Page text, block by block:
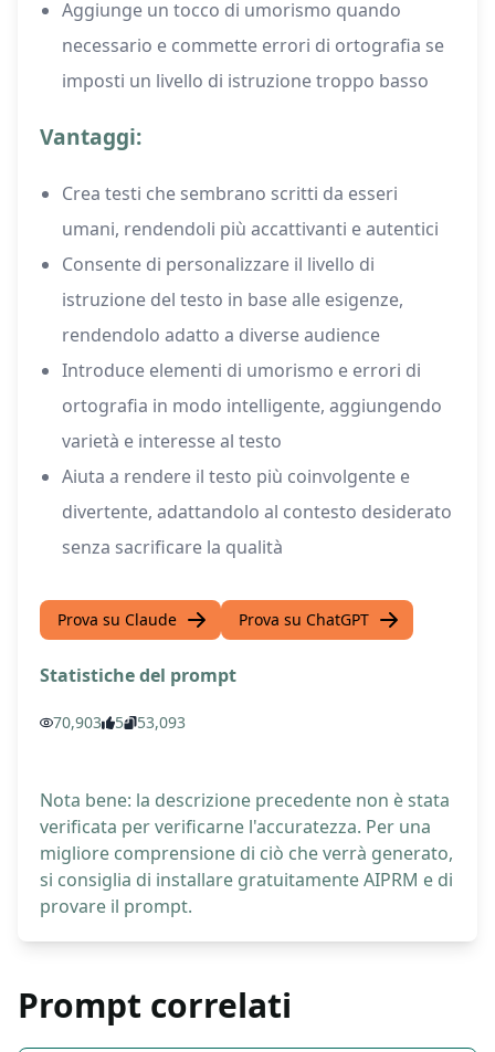
Aggiunge un tocco di umorismo quando
necessario e commette errori di ortografia se
imposti un livello di istruzione troppo basso
Vantaggi:
Crea testi che sembrano scritti da esseri
umani, rendendoli più accattivanti e autentici
Consente di personalizzare il livello di
istruzione del testo in base alle esigenze,
rendendolo adatto a diverse audience
Introduce elementi di umorismo e errori di
ortografia in modo intelligente, aggiungendo
varietà e interesse al testo
Aiuta a rendere il testo più coinvolgente e
divertente, adattandolo al contesto desiderato
senza sacrificare la qualità
Prova su Claude Prova su ChatGPT
Statistiche del prompt
70,903 5 53,093
Nota bene: la descrizione precedente non è stata
verificata per verificarne l'accuratezza. Per una
migliore comprensione di ciò che verrà generato,
si consiglia di installare gratuitamente AIPRM e di
provare il prompt.
Prompt correlati